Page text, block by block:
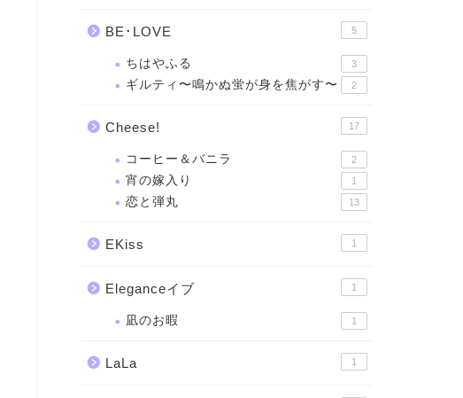
BE･LOVE 5
ちはやふる 3
ギルティ〜鳴かぬ蛍が身を焦がす〜 2
Cheese! 17
コーヒー＆バニラ 2
宵の嫁入り 1
恋と弾丸 13
EKiss 1
Eleganceイブ 1
凪のお暇 1
LaLa 1